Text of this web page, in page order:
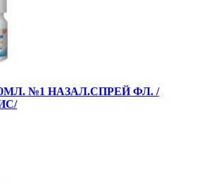
№1 НАЗАЛ.СПРЕЙ ФЛ. /